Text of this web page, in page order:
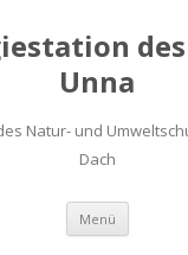
Unna
Natur- und
Dach
Menü Zum
springen